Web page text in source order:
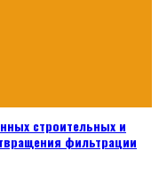
строительных и
фильтрации